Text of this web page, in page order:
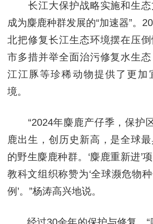
长江大保护战略实施和生态
成为麋鹿种群发展的“加速器”。
北把修复长江生态环境摆在压
市多措并举全面治污修复水生
江江豚等珍稀动物提供了更加
境。
“2024年麋鹿产仔季，保护
鹿出生，创历史新高，是全球
的野生麋鹿种群。‘麋鹿重新进’
教科文组织称赞为‘全球濒危物
例’。”杨涛高兴地说。